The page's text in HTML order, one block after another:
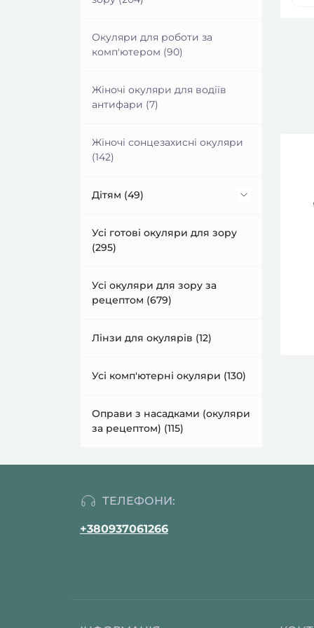
47
48
49
51
Чоловічі окуляри для водіїв
Чоловічі сонцезахисні
Окуляри для роботи за
комп'ютером (90)
Жіночі окуляри для водіїв
антифари (7)
Жіночі сонцезахисні окуляри
(142)
Дітям (49)
Дитячі оправи (окуляри за
рецептом) (49)
Дитячі сонцезахисні окуляри
(0)
Усі готові окуляри для зору
(295)
Усі окуляри для зору за
рецептом (679)
Лінзи для окулярів (12)
Усі комп'ютерні окуляри (130)
Оправи з насадками (окуляри
за рецептом) (115)
ТЕЛЕФОНИ:
+380937061266